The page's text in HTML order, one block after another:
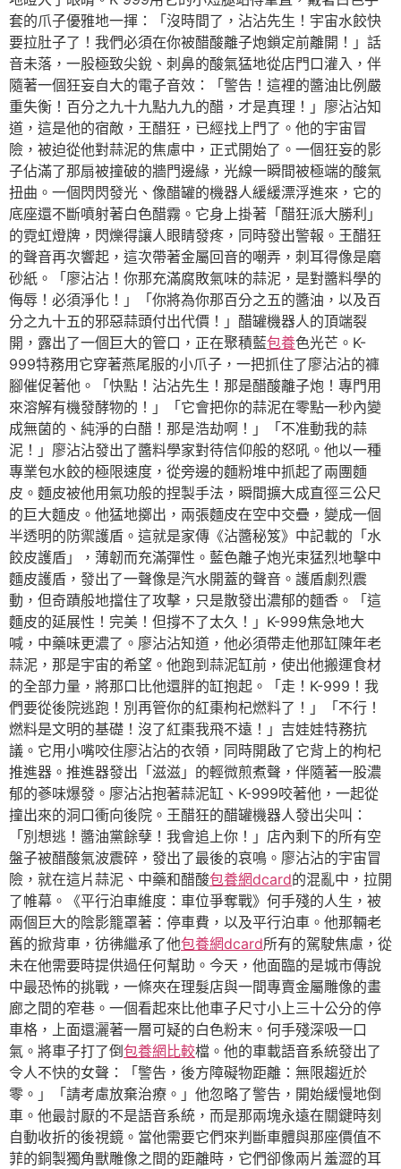
套的爪子優雅地一揮：「沒時間了，沾沾先生！宇宙水餃快
要拉肚子了！我們必須在你被醋酸離子炮鎖定前離開！」話
音未落，一股極致尖銳、刺鼻的酸氣猛地從店門口灌入，伴
隨著一個狂妄自大的電子音效：「警告！這裡的醬油比例嚴
重失衡！百分之九十九點九九的醋，才是真理！」廖沾沾知
道，這是他的宿敵，王醋狂，已經找上門了。他的宇宙冒
險，被迫從他對蒜泥的焦慮中，正式開始了。一個狂妄的影
子佔滿了那扇被撞破的牆門邊緣，光線一瞬間被極端的酸氣
扭曲。一個閃閃發光、像醋罐的機器人緩緩漂浮進來，它的
底座還不斷噴射著白色醋霧。它身上掛著「醋狂派大勝利」
的霓虹燈牌，閃爍得讓人眼睛發疼，同時發出警報。王醋狂
的聲音再次響起，這次帶著金屬回音的嘲弄，刺耳得像是磨
砂紙。「廖沾沾！你那充滿腐敗氣味的蒜泥，是對醬料學的
侮辱！必須淨化！」「你將為你那百分之五的醬油，以及百
分之九十五的邪惡蒜頭付出代價！」醋罐機器人的頂端裂
開，露出了一個巨大的管口，正在聚積藍包養色光芒。K-
999特務用它穿著燕尾服的小爪子，一把抓住了廖沾沾的褲
腳催促著他。「快點！沾沾先生！那是醋酸離子炮！專門用
來溶解有機發酵物的！」「它會把你的蒜泥在零點一秒內變
成無菌的、純淨的白醋！那是浩劫啊！」「不准動我的蒜
泥！」廖沾沾發出了醬料學家對待信仰般的怒吼。他以一種
專業包水餃的極限速度，從旁邊的麵粉堆中抓起了兩團麵
皮。麵皮被他用氣功般的捏製手法，瞬間擴大成直徑三公尺
的巨大麵皮。他猛地擲出，兩張麵皮在空中交疊，變成一個
半透明的防禦護盾。這就是家傳《沾醬秘笈》中記載的「水
餃皮護盾」，薄韌而充滿彈性。藍色離子炮光束猛烈地擊中
麵皮護盾，發出了一聲像是汽水開蓋的聲音。護盾劇烈震
動，但奇蹟般地擋住了攻擊，只是散發出濃郁的麵香。「這
麵皮的延展性！完美！但撐不了太久！」K-999焦急地大
喊，中藥味更濃了。廖沾沾知道，他必須帶走他那缸陳年老
蒜泥，那是宇宙的希望。他跑到蒜泥缸前，使出他搬運食材
的全部力量，將那口比他還胖的缸抱起。「走！K-999！我
們要從後院逃跑！別再管你的紅棗枸杞燃料了！」「不行！
燃料是文明的基礎！沒了紅棗我飛不遠！」吉娃娃特務抗
議。它用小嘴咬住廖沾沾的衣領，同時開啟了它背上的枸杞
推進器。推進器發出「滋滋」的輕微煎煮聲，伴隨著一股濃
郁的蔘味爆發。廖沾沾抱著蒜泥缸、K-999咬著他，一起從
撞出來的洞口衝向後院。王醋狂的醋罐機器人發出尖叫：
「別想逃！醬油黨餘孽！我會追上你！」店內剩下的所有空
盤子被醋酸氣波震碎，發出了最後的哀鳴。廖沾沾的宇宙冒
險，就在這片蒜泥、中藥和醋酸包養網dcard的混亂中，拉開
了帷幕。《平行泊車維度：車位爭奪戰》何手殘的人生，被
兩個巨大的陰影籠罩著：停車費，以及平行泊車。他那輛老
舊的掀背車，彷彿繼承了他包養網dcard所有的駕駛焦慮，從
未在他需要時提供過任何幫助。今天，他面臨的是城市傳說
中最恐怖的挑戰，一條夾在理髮店與一間專賣金屬雕像的畫
廊之間的窄巷。一個看起來比他車子尺寸小上三十公分的停
車格，上面還灑著一層可疑的白色粉末。何手殘深吸一口
氣。將車子打了倒包養網比較檔。他的車載語音系統發出了
令人不快的女聲：「警告，後方障礙物距離：無限趨近於
零。」「請考慮放棄治療。」他忽略了警告，開始緩慢地倒
車。他最討厭的不是語音系統，而是那兩塊永遠在關鍵時刻
自動收折的後視鏡。當他需要它們來判斷車體與那座價值不
菲的銅製獨角獸雕像之間的距離時，它們卻像兩片羞澀的耳